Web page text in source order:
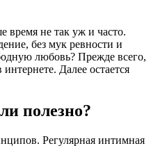
время не так уж и часто.
без мук ревности и
любовь? Прежде всего,
Далее остается
полезно?
Регулярная интимная